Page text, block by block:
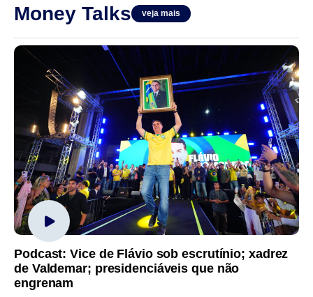
Money Talks veja mais
Podcast: Vice de Flávio sob escrutínio; xadrez
de Valdemar; presidenciáveis que não
engrenam